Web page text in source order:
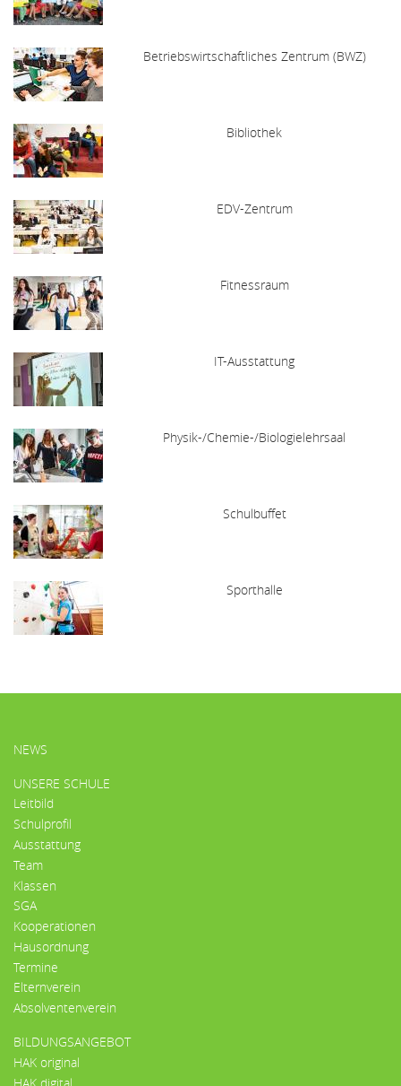
Betriebswirtschaftliches Zentrum (BWZ)
Bibliothek
EDV-Zentrum
Fitnessraum
IT-Ausstattung
Physik-/Chemie-/Biologielehrsaal
Schulbuffet
Sporthalle
HAUPTMENÜ
NEWS
UNSERE SCHULE
Leitbild
Schulprofil
Ausstattung
Team
Klassen
SGA
Kooperationen
Hausordnung
Termine
Elternverein
Absolventenverein
BILDUNGSANGEBOT
HAK original
HAK digital